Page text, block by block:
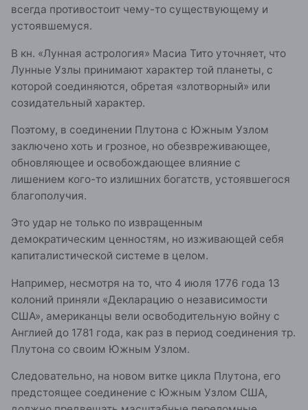
всегда противостоит чему-то существующему и
устоявшемуся.
В кн. «Лунная астрология» Масиа Тито уточняет, что
Лунные Узлы принимают характер той планеты, с
которой соединяются, обретая «злотворный» или
созидательный характер.
Поэтому, в соединении Плутона с Южным Узлом
заключено хоть и грозное, но обезвреживающее,
обновляющее и освобождающее влияние с
лишением кого-то излишних богатств, устоявшегося
благополучия.
Это удар не только по извращенным
демократическим ценностям, но изживающей себя
капиталистической системе в целом.
Например, несмотря на то, что 4 июля 1776 года 13
колоний приняли «Декларацию о независимости
США», американцы вели освободительную войну с
Англией до 1781 года, как раз в период соединения тр.
Плутона со своим Южным Узлом.
Следовательно, на новом витке цикла Плутона, его
предстоящее соединение с Южным Узлом США,